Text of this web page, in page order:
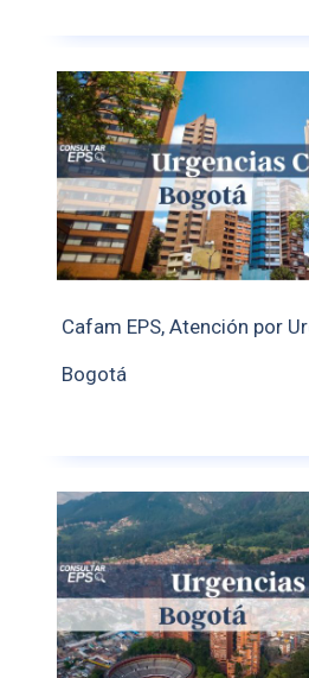
Cafam EPS, Atención por
Bogotá